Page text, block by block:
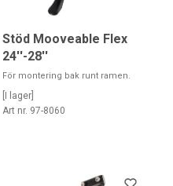
Stöd Mooveable Flex
24''-28''
För montering bak runt ramen.
[I lager]
Art nr. 97-8060